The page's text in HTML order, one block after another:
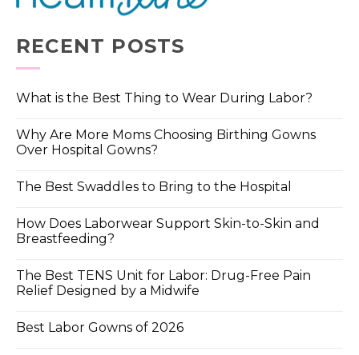
RECENT POSTS
What is the Best Thing to Wear During Labor?
Why Are More Moms Choosing Birthing Gowns
Over Hospital Gowns?
The Best Swaddles to Bring to the Hospital
How Does Laborwear Support Skin-to-Skin and
Breastfeeding?
The Best TENS Unit for Labor: Drug-Free Pain
Relief Designed by a Midwife
Best Labor Gowns of 2026